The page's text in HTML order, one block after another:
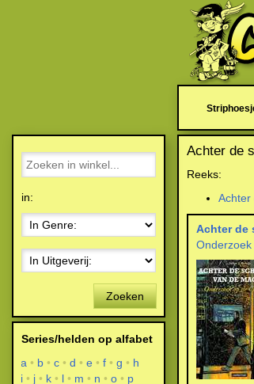
Achter de
Reeks:
Achter
Achter de
in:
Zoeken
Series/helden op alfabet
a
b c d e f g
h
i
j k l m n o
p